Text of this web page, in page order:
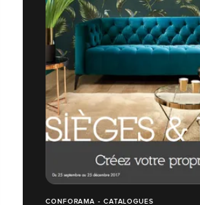
CONFORAMA - CATALOGUES